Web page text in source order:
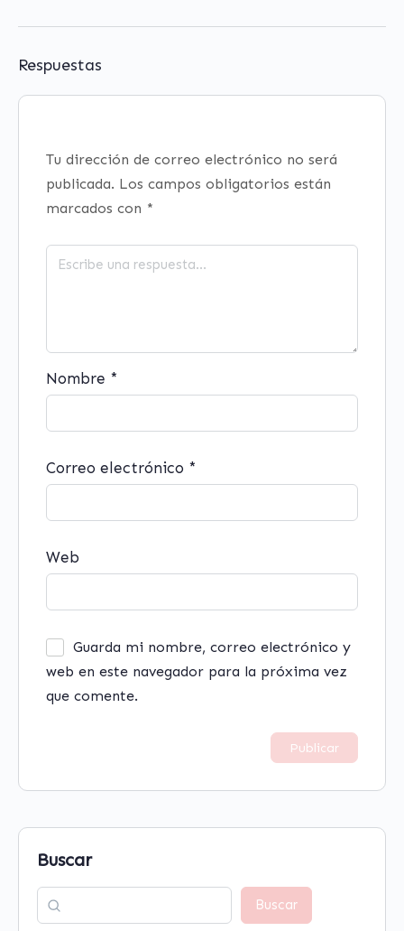
Respuestas
Tu dirección de correo electrónico no será
publicada. Los campos obligatorios están
marcados con *
Nombre *
Correo electrónico *
Web
Guarda mi nombre, correo electrónico y
web en este navegador para la próxima vez
que comente.
Buscar
Buscar